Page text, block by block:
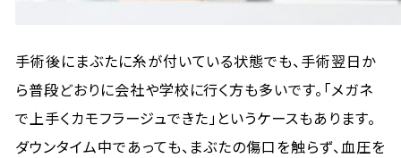
手術後にまぶたに糸が付いている状態でも、手術翌日か
ら普段どおりに会社や学校に行く方も多いです。「メガネ
で上手くカモフラージュできた」というケースもあります。
ダウンタイム中であっても、まぶたの傷口を触らず、血圧を